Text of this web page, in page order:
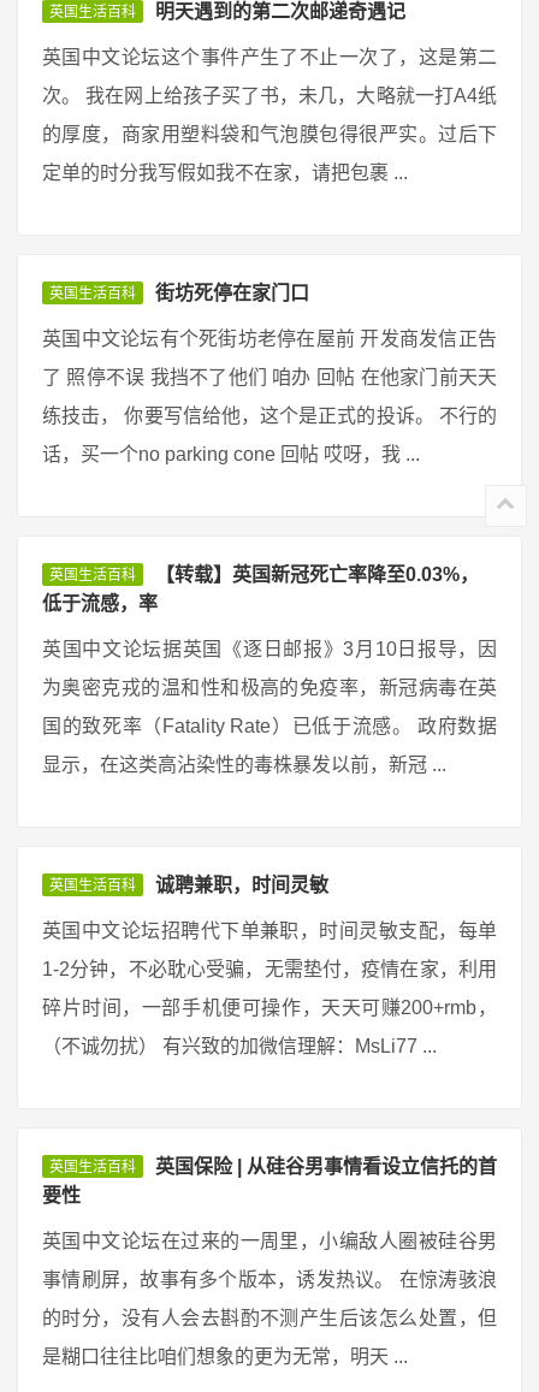
英国生活百科 明天遇到的第二次邮递奇遇记
英国中文论坛这个事件产生了不止一次了，这是第二
次。 我在网上给孩子买了书，未几，大略就一打A4纸
的厚度，商家用塑料袋和气泡膜包得很严实。过后下
定单的时分我写假如我不在家，请把包裹 ...
英国生活百科 街坊死停在家门口
英国中文论坛有个死街坊老停在屋前 开发商发信正告
了 照停不误 我挡不了他们 咱办 回帖 在他家门前天天
练技击， 你要写信给他，这个是正式的投诉。 不行的
话，买一个no parking cone 回帖 哎呀，我 ...
英国生活百科
【转载】英国新冠死亡率降至0.03%，
低于流感，率
英国中文论坛据英国《逐日邮报》3月10日报导，因
为奥密克戎的温和性和极高的免疫率，新冠病毒在英
国的致死率（Fatality Rate）已低于流感。 政府数据
显示，在这类高沾染性的毒株暴发以前，新冠 ...
英国生活百科 诚聘兼职，时间灵敏
英国中文论坛招聘代下单兼职，时间灵敏支配，每单
1-2分钟，不必耽心受骗，无需垫付，疫情在家，利用
碎片时间，一部手机便可操作，天天可赚200+rmb，
（不诚勿扰） 有兴致的加微信理解：MsLi77 ...
英国生活百科
英国保险 | 从硅谷男事情看设立信托的首
要性
英国中文论坛在过来的一周里，小编敌人圈被硅谷男
事情刷屏，故事有多个版本，诱发热议。 在惊涛骇浪
的时分，没有人会去斟酌不测产生后该怎么处置，但
是糊口往往比咱们想象的更为无常，明天 ...